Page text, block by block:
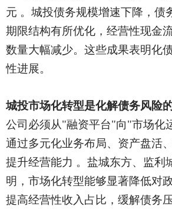
元 。城投债务规模增速下降，债
期限结构有所优化，经营性现金
数量大幅减少。这些成果表明化
性进展。
城投市场化转型是化解债务风险
公司必须从"融资平台"向"市场化
通过多元化业务布局、资产盘活
提升经营能力 。盐城东方、监利
明，市场化转型能够显著降低对
提高经营性收入占比，缓解债务